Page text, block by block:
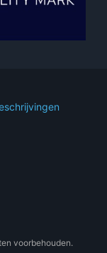
voorbehouden.